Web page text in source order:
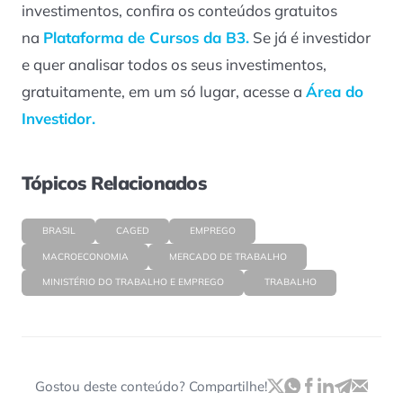
investimentos, confira os conteúdos gratuitos
na Plataforma de Cursos da B3. Se já é investidor
e quer analisar todos os seus investimentos,
gratuitamente, em um só lugar, acesse a Área do
Investidor.
Tópicos Relacionados
BRASIL CAGED EMPREGO
MACROECONOMIA MERCADO DE TRABALHO
MINISTÉRIO DO TRABALHO E EMPREGO TRABALHO
Gostou deste conteúdo? Compartilhe!